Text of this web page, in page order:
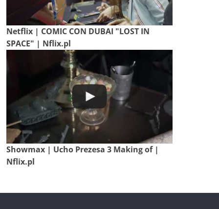
Netflix | COMIC CON DUBAI "LOST IN
SPACE" | Nflix.pl
Showmax | Ucho Prezesa 3 Making of |
Nflix.pl